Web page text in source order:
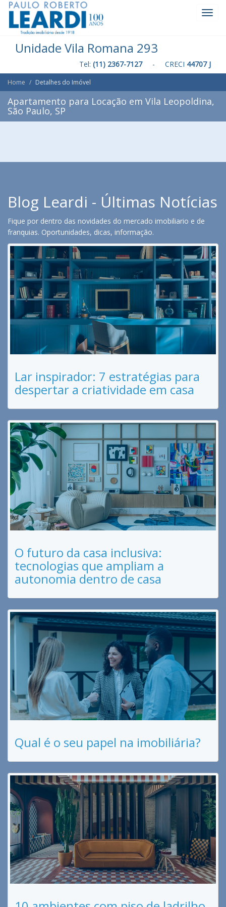
Unidade Vila Romana 293
Tel: (11) 2367-7127- CRECI 44707 J
Home Detalhes do Imóvel
Apartamento para Locação em Vila Leopoldina,
São Paulo, SP
Blog Leardi - Últimas Notícias
Fique por dentro das novidades do mercado imobiliario e de
franquias. Oportunidades, dicas, informação.
Lar inspirador: 7 estratégias para
despertar a criatividade em casa
O futuro da casa inclusiva:
tecnologias que ampliam a
autonomia dentro de casa
Qual é o seu papel na imobiliária?